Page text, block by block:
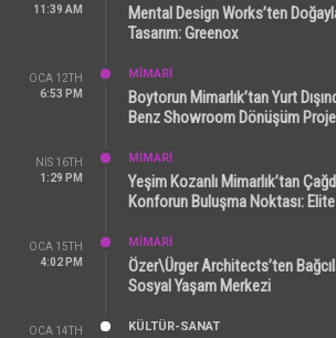
11:39 AM
Mental Design Works’ten
Tasarım: Greenox
OCA 12TH
6:53 PM
MİMARİ
Boytorun Mimarlık’tan Yurt
Benz Showroom Dönüşüm
NIS 16TH
1:29 PM
MİMARİ
Yeşim Kozanlı Mimarlık’tan
Konforun Buluşma Noktası:
OCA 15TH
4:02 PM
MİMARİ
Özer\Ürger Architects’ten
Sosyal Yaşam Merkezi
OCA 14TH
KÜLTÜR-SANAT